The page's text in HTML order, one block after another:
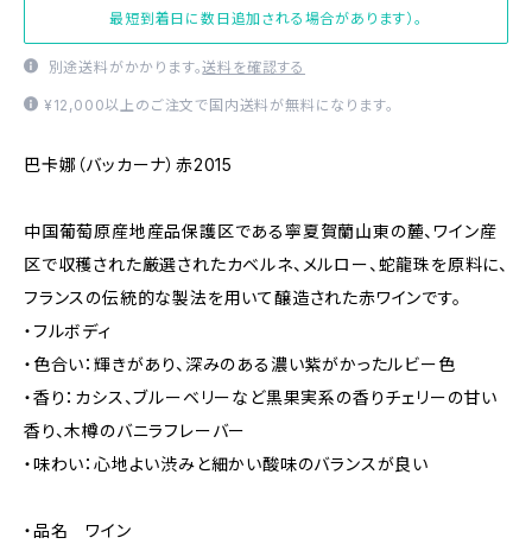
最短到着日に数日追加される場合があります）。
別途送料がかかります。送料を確認する
¥12,000以上のご注文で国内送料が無料になります。
巴卡娜（バッカーナ）赤2015
中国葡萄原産地産品保護区である寧夏賀蘭山東の麓、ワイン産
区で収穫された厳選されたカベルネ、メルロー、蛇龍珠を原料に、
フランスの伝統的な製法を用いて醸造された赤ワインです。
・フルボディ
・色合い：輝きがあり、深みのある濃い紫がかったルビー色
・香り：カシス、ブルーベリーなど黒果実系の香りチェリーの甘い
香り、木樽のバニラフレーバー
・味わい：心地よい渋みと細かい酸味のバランスが良い
・品名 ワイン